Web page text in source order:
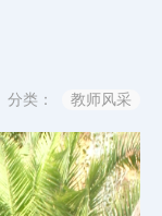
分类： 教师风采